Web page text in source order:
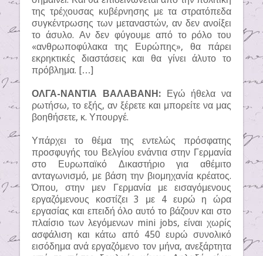
της τρέχουσας κυβέρνησης με τα στρατόπεδα
συγκέντρωσης των μεταναστών, αν δεν ανοίξει
το άσυλο. Αν δεν φύγουμε από το ρόλο του
«ανθρωποφύλακα της Ευρώπης», θα πάρει
εκρηκτικές διαστάσεις και θα γίνει άλυτο το
πρόβλημα. […]
ΟΛΓΑ-ΝΑΝΤΙΑ ΒΑΛΑΒΑΝΗ:Εγώ ήθελα να
ρωτήσω, το εξής, αν ξέρετε και μπορείτε να μας
βοηθήσετε, κ. Υπουργέ.
Υπάρχει το θέμα της εντελώς πρόσφατης
προσφυγής του Βελγίου ενάντια στην Γερμανία
στο Ευρωπαϊκό Δικαστήριο για αθέμιτο
ανταγωνισμό, με βάση την βιομηχανία κρέατος.
Όπου, στην μεν Γερμανία με εισαγόμενους
εργαζόμενους κοστίζει 3 με 4 ευρώ η ώρα
εργασίας και επειδή όλο αυτό το βάζουν και στο
πλαίσιο των λεγόμενων mini jobs, είναι χωρίς
ασφάλιση και κάτω από 450 ευρώ συνολικό
εισόδημα ανά εργαζόμενο τον μήνα, ανεξάρτητα